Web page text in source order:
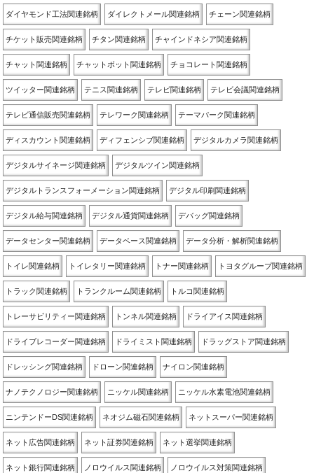
ダイヤモンド工法関連銘柄 ダイレクトメール関連銘柄 チェーン関連銘柄
チケット販売関連銘柄 チタン関連銘柄 チャインドネシア関連銘柄
チャット関連銘柄 チャットボット関連銘柄 チョコレート関連銘柄
ツイッター関連銘柄 テニス関連銘柄 テレビ関連銘柄 テレビ会議関連銘柄
テレビ通信販売関連銘柄 テレワーク関連銘柄 テーマパーク関連銘柄
ディスカウント関連銘柄 ディフェンシブ関連銘柄 デジタルカメラ関連銘柄
デジタルサイネージ関連銘柄 デジタルツイン関連銘柄
デジタルトランスフォーメーション関連銘柄 デジタル印刷関連銘柄
デジタル給与関連銘柄 デジタル通貨関連銘柄 デバッグ関連銘柄
データセンター関連銘柄 データベース関連銘柄 データ分析・解析関連銘柄
トイレ関連銘柄 トイレタリー関連銘柄 トナー関連銘柄 トヨタグループ関連銘柄
トラック関連銘柄 トランクルーム関連銘柄 トルコ関連銘柄
トレーサビリティー関連銘柄 トンネル関連銘柄 ドライアイス関連銘柄
ドライブレコーダー関連銘柄 ドライミスト関連銘柄 ドラッグストア関連銘柄
ドレッシング関連銘柄 ドローン関連銘柄 ナイロン関連銘柄
ナノテクノロジー関連銘柄 ニッケル関連銘柄 ニッケル水素電池関連銘柄
ニンテンドーDS関連銘柄 ネオジム磁石関連銘柄 ネットスーパー関連銘柄
ネット広告関連銘柄 ネット証券関連銘柄 ネット選挙関連銘柄
ネット銀行関連銘柄 ノロウイルス関連銘柄 ノロウイルス対策関連銘柄